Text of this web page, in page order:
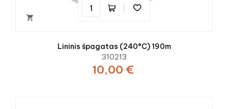

Lininis špagatas (240°C) 190m
310213
10,00 €